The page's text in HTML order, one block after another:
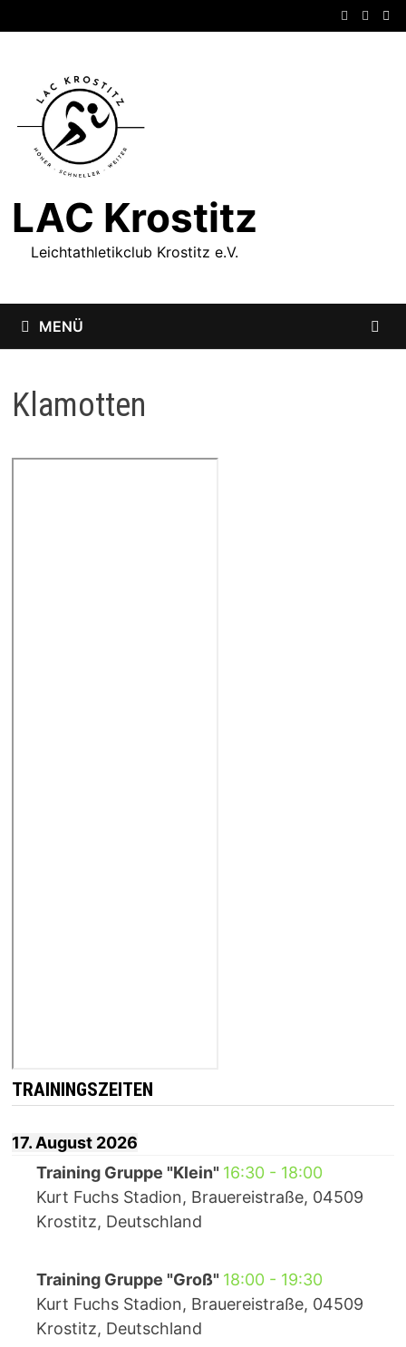
Inhalt
LAC Krostitz
Leichtathletikclub Krostitz e.V.
MENÜ
Klamotten
TRAININGSZEITEN
17. August 2026
Training Gruppe "Klein" 16:30- 18:00
Kurt Fuchs Stadion, Brauereistraße, 04509
Krostitz, Deutschland
Training Gruppe "Groß" 18:00- 19:30
Kurt Fuchs Stadion, Brauereistraße, 04509
Krostitz, Deutschland